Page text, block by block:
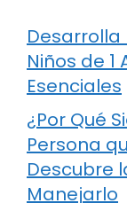
Desarrolla
Niños de 1
Esenciales
¿Por Qué
Persona
Descubre
Manejarlo